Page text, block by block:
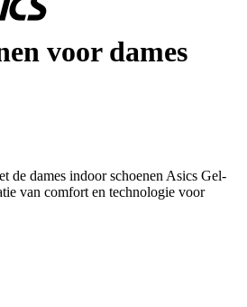
voor dames
de dames indoor schoenen Asics Gel-
van comfort en technologie voor